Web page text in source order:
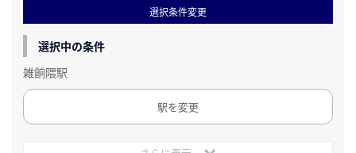
選択条件変更
選択中の条件
雑餉隈駅
駅を変更